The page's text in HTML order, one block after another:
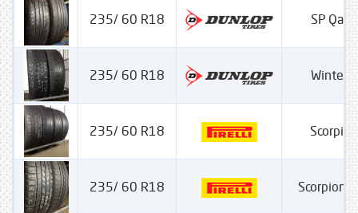
235/ 60 R18 SP
235/ 60 R18 Winter
235/ 60 R18
235/ 60 R18 Scorpion